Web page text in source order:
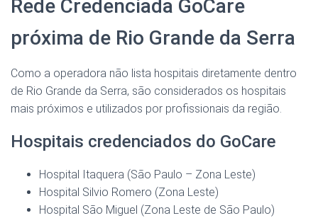
Rede Credenciada GoCare
próxima de Rio Grande da Serra
Como a operadora não lista hospitais diretamente dentro
de Rio Grande da Serra, são considerados os hospitais
mais próximos e utilizados por profissionais da região.
Hospitais credenciados do GoCare
Hospital Itaquera (São Paulo – Zona Leste)
Hospital Silvio Romero (Zona Leste)
Hospital São Miguel (Zona Leste de São Paulo)